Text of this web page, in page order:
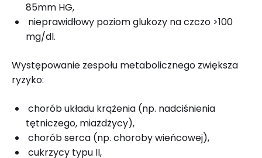
85mm HG,
nieprawidłowy poziom glukozy na czczo >100
mg/dl.
Występowanie zespołu metabolicznego zwiększa
ryzyko:
chorób układu krążenia (np. nadciśnienia
tętniczego, miażdżycy),
chorób serca (np. choroby wieńcowej),
cukrzycy typu II,